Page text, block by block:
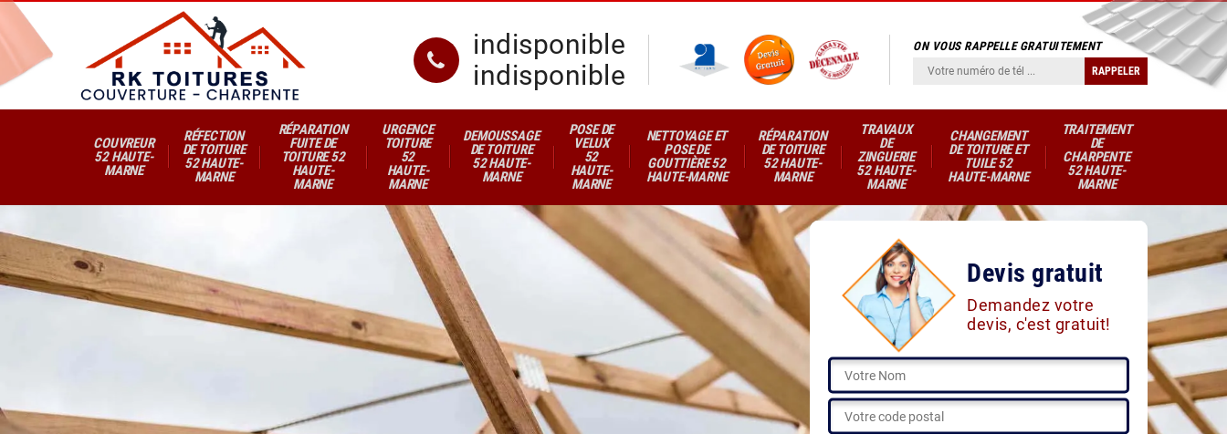
indisponible
indisponible
ON VOUS RAPPELLE GRATUITEMENT
COUVREUR
52 HAUTE-
MARNE
RÉFECTION
DE TOITURE
52 HAUTE-
MARNE
RÉPARATION
FUITE DE
TOITURE 52
HAUTE-
MARNE
URGENCE
TOITURE
52
HAUTE-
MARNE
DEMOUSSAGE
DE TOITURE
52 HAUTE-
MARNE
POSE DE
VELUX
52
HAUTE-
MARNE
NETTOYAGE ET
POSE DE
GOUTTIÈRE 52
HAUTE-MARNE
RÉPARATION
DE TOITURE
52 HAUTE-
MARNE
TRAVAUX
DE
ZINGUERIE
52 HAUTE-
MARNE
CHANGEMENT
DE TOITURE ET
TUILE 52
HAUTE-MARNE
TRAITEMENT
DE
CHARPENTE
52 HAUTE-
MARNE
Devis gratuit
Demandez votre
devis, c'est gratuit!